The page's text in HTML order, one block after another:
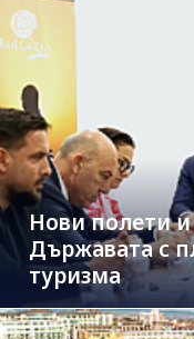
Нови полети
Държавата с
туризма